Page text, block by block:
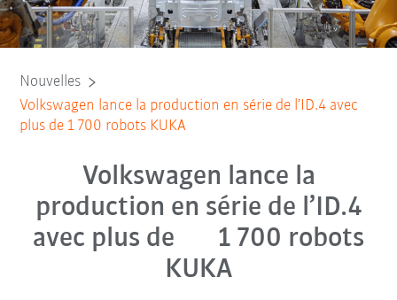
Nouvelles
Volkswagen lance la production en série de l’ID.4 avec
plus de 1 700 robots KUKA
Volkswagen lance la
production en série de l’ID.4
avec plus de 1 700 robots
KUKA